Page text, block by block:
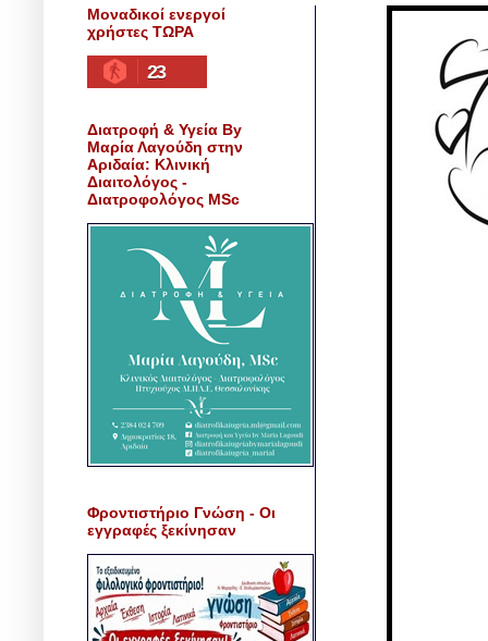
Μοναδικοί ενεργοί
χρήστες ΤΩΡΑ
23
Διατροφή & Υγεία By
Μαρία Λαγούδη στην
Αριδαία: Κλινική
Διαιτολόγος -
Διατροφολόγος MSc
Φροντιστήριο Γνώση - Οι
εγγραφές ξεκίνησαν